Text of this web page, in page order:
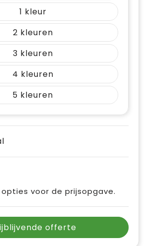
1
2
3
4
5
voor de prijsopgave.
offerte